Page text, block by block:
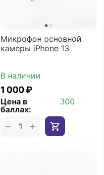
Микрофон основной
камеры iPhone 13
В наличии
1 000₽
Цена в
баллах:
300
+
−